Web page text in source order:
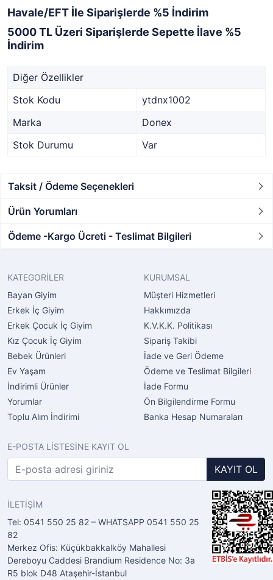
Havale/EFT İle Siparişlerde %5 İndirim
5000 TL Üzeri Siparişlerde Sepette İlave %5
İndirim
Diğer Özellikler
Stok Kodu
ytdnx1002
Marka
Donex
Stok Durumu
Var
Taksit / Ödeme Seçenekleri
Ürün Yorumları
Ödeme -Kargo Ücreti - Teslimat Bilgileri
KATEGORİLER
Bayan Giyim
Erkek İç Giyim
Erkek Çocuk İç Giyim
Kız Çocuk İç Giyim
Bebek Ürünleri
Ev Yaşam
İndirimli Ürünler
Yorumlar
Toplu Alım İndirimi
KURUMSAL
Müşteri Hizmetleri
Hakkımızda
K.V.K.K. Politikası
Sipariş Takibi
İade ve Geri Ödeme
Ödeme ve Teslimat Bilgileri
İade Formu
Ön Bilgilendirme Formu
Banka Hesap Numaraları
E-POSTA LİSTESİNE KAYIT OL
KAYIT OL
İLETİŞİM
Tel: 0541 550 25 82 – WHATSAPP 0541 550 25
82
Merkez Ofis: Küçükbakkalköy Mahallesi
Dereboyu Caddesi Brandium Residence No: 3a
R5 blok D48 Ataşehir-İstanbul